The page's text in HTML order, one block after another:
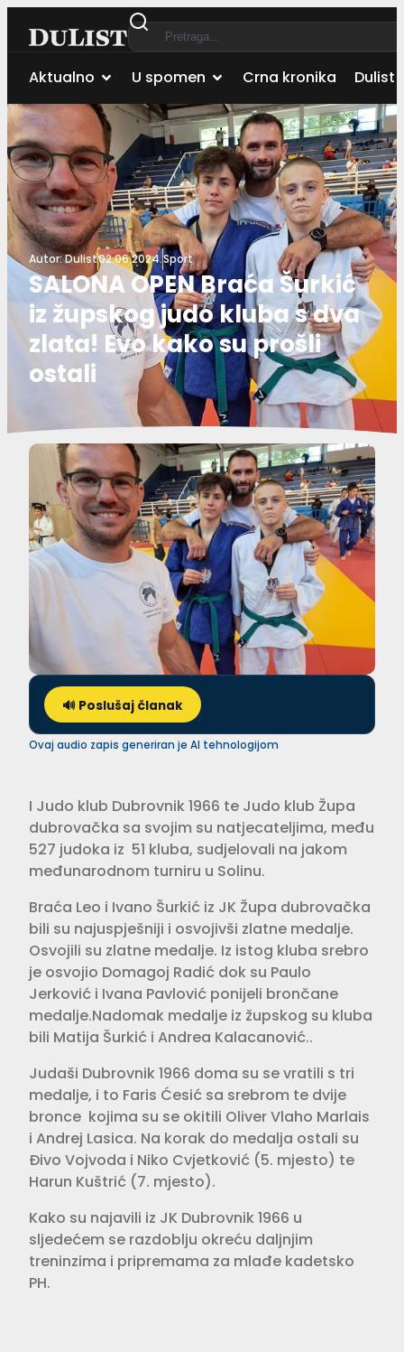
Aktualno U spomen Crna kronika Dulist
Autor:Dulist02.06.2024.Sport
SALONA OPEN Braća Šurkić
iz župskog judo kluba s dva
zlata! Evo kako su prošli
ostali
🔊 Poslušaj članak
Ovaj audio zapis generiran je AI tehnologijom
I Judo klub Dubrovnik 1966 te Judo klub Župa
dubrovačka sa svojim su natjecateljima, među
527 judoka iz 51 kluba, sudjelovali na jakom
međunarodnom turniru u Solinu.
Braća Leo i Ivano Šurkić iz JK Župa dubrovačka
bili su najuspješniji i osvojivši zlatne medalje.
Osvojili su zlatne medalje. Iz istog kluba srebro
je osvojio Domagoj Radić dok su Paulo
Jerković i Ivana Pavlović ponijeli brončane
medalje.Nadomak medalje iz župskog su kluba
bili Matija Šurkić i Andrea Kalacanović..
Judaši Dubrovnik 1966 doma su se vratili s tri
medalje, i to Faris Ćesić sa srebrom te dvije
bronce kojima su se okitili Oliver Vlaho Marlais
i Andrej Lasica. Na korak do medalja ostali su
Đivo Vojvoda i Niko Cvjetković (5. mjesto) te
Harun Kuštrić (7. mjesto).
Kako su najavili iz JK Dubrovnik 1966 u
sljedećem se razdoblju okreću daljnjim
treninzima i pripremama za mlađe kadetsko
PH.